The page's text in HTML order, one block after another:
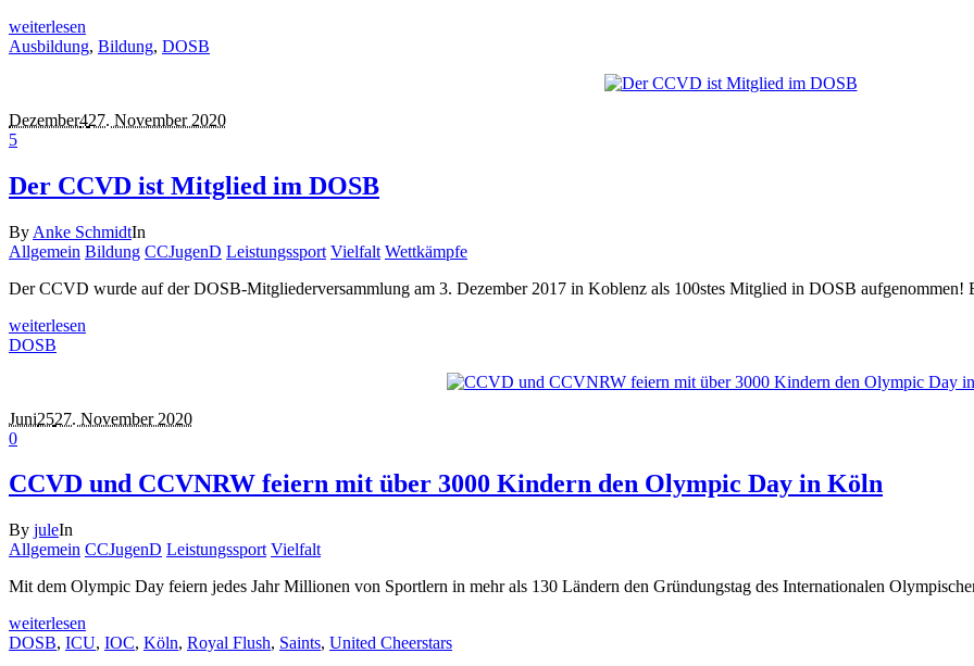
weiterlesen
Ausbildung, Bildung, DOSB
Dezember427. November 2020
5
Der CCVD ist Mitglied im DOSB
By Anke SchmidtIn
Allgemein Bildung CCJugenD Leistungssport Vielfalt Wettkämpfe
Der CCVD wurde auf der DOSB-Mitgliederversammlung am 3. Dezember 2017 in Koblenz als 100stes Mitglied in DOSB aufgenommen!
weiterlesen
DOSB
Juni2527. November 2020
0
CCVD und CCVNRW feiern mit über 3000 Kindern den Olympic Day in Köln
By juleIn
Allgemein CCJugenD Leistungssport Vielfalt
Mit dem Olympic Day feiern jedes Jahr Millionen von Sportlern in mehr als 130 Ländern den Gründungstag des Internationalen
weiterlesen
DOSB, ICU, IOC, Köln, Royal Flush, Saints, United Cheerstars